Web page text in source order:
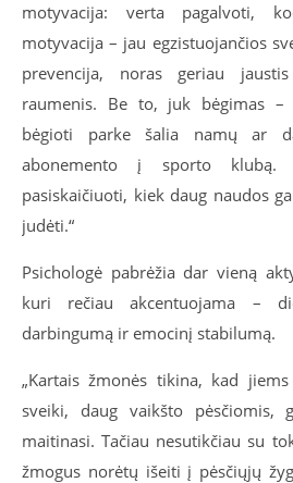
motyvacija: verta pagalvoti,
motyvacija – jau egzistuojančios
prevencija, noras geriau
raumenis. Be to, juk bėgimas –
bėgioti parke šalia namų ar
abonemento į sporto klubą.
pasiskaičiuoti, kiek daug naudos
judėti.“
Psichologė pabrėžia dar vieną
kuri rečiau akcentuojama –
darbingumą ir emocinį stabilumą.
„Kartais žmonės tikina, kad
sveiki, daug vaikšto pėsčiomis,
maitinasi. Tačiau nesutikčiau su
žmogus norėtų išeiti į pėsčiųjų